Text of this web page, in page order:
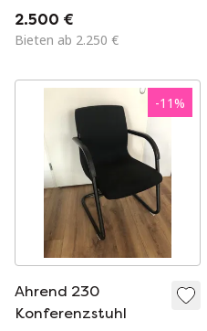
Schwarz von Friso
Kramer
2.500 €
Bieten ab 2.250 €
-11%
Ahrend 230
Konferenzstuhl